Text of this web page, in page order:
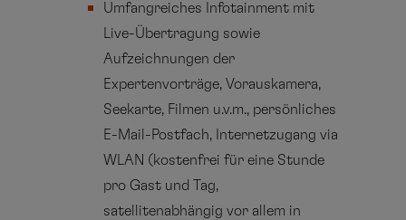
Umfangreiches Infotainment mit
Live-Übertragung sowie
Aufzeichnungen der
Expertenvorträge, Vorauskamera,
Seekarte, Filmen u.v.m., persönliches
E-Mail-Postfach, Internetzugang via
WLAN (kostenfrei für eine Stunde
pro Gast und Tag,
satellitenabhängig vor allem in